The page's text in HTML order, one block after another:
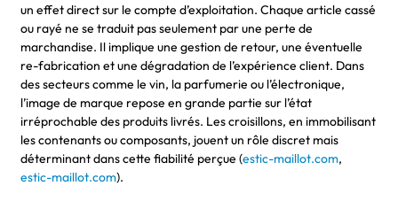
un effet direct sur le compte d’exploitation. Chaque article cassé
ou rayé ne se traduit pas seulement par une perte de
marchandise. Il implique une gestion de retour, une éventuelle
re-fabrication et une dégradation de l’expérience client. Dans
des secteurs comme le vin, la parfumerie ou l’électronique,
l’image de marque repose en grande partie sur l’état
irréprochable des produits livrés. Les croisillons, en immobilisant
les contenants ou composants, jouent un rôle discret mais
déterminant dans cette fiabilité perçue (estic-maillot.com,
estic-maillot.com).